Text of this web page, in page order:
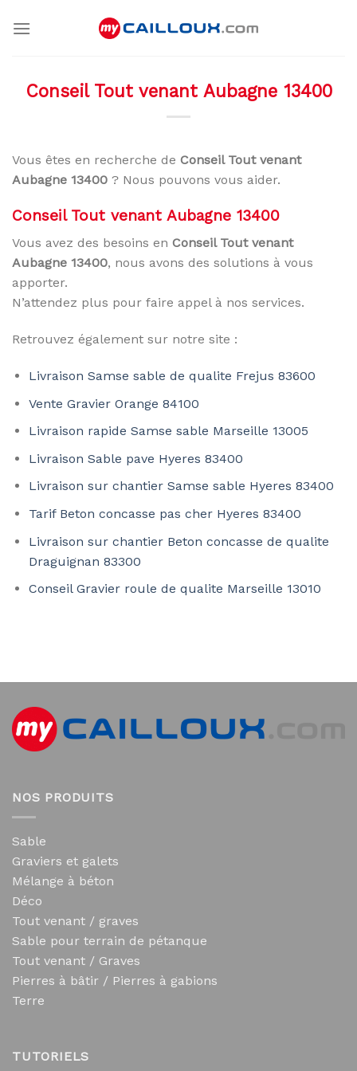
Conseil Tout venant Aubagne 13400
Vous êtes en recherche de Conseil Tout venant
Aubagne 13400 ? Nous pouvons vous aider.
Conseil Tout venant Aubagne 13400
Vous avez des besoins en Conseil Tout venant
Aubagne 13400, nous avons des solutions à vous
apporter.
N’attendez plus pour faire appel à nos services.
Retrouvez également sur notre site :
Livraison Samse sable de qualite Frejus 83600
Vente Gravier Orange 84100
Livraison rapide Samse sable Marseille 13005
Livraison Sable pave Hyeres 83400
Livraison sur chantier Samse sable Hyeres 83400
Tarif Beton concasse pas cher Hyeres 83400
Livraison sur chantier Beton concasse de qualite
Draguignan 83300
Conseil Gravier roule de qualite Marseille 13010
NOS PRODUITS
Sable
Graviers et galets
Mélange à béton
Déco
Tout venant / graves
Sable pour terrain de pétanque
Tout venant / Graves
Pierres à bâtir / Pierres à gabions
Terre
TUTORIELS